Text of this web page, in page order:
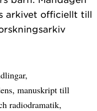
arkivet officiellt till
manuskript till
radiodramatik,